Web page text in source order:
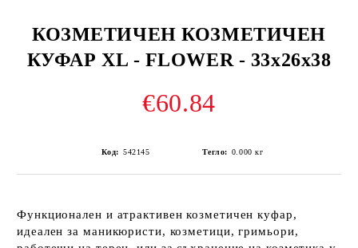
КОЗМЕТИЧЕН КОЗМЕТИЧЕН
КУФАР XL - FLOWER - 33x26x38
€60.84
Код: 542145 Тегло: 0.000 кг
Функционален и атрактивен козметичен куфар,
идеален за маникюристи, козметици, гримьори,